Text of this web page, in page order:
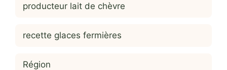
producteur lait de chèvre
recette glaces fermières
Région